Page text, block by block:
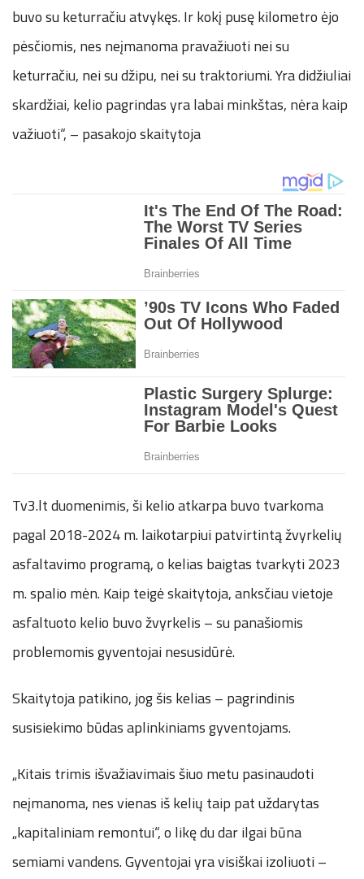
buvo su keturračiu atvykęs. Ir kokį pusę kilometro ėjo
pėsčiomis, nes neįmanoma pravažiuoti nei su
keturračiu, nei su džipu, nei su traktoriumi. Yra didžiuliai
skardžiai, kelio pagrindas yra labai minkštas, nėra kaip
važiuoti“, – pasakojo skaitytoja
Tv3.lt duomenimis, ši kelio atkarpa buvo tvarkoma
pagal 2018-2024 m. laikotarpiui patvirtintą žvyrkelių
asfaltavimo programą, o kelias baigtas tvarkyti 2023
m. spalio mėn. Kaip teigė skaitytoja, anksčiau vietoje
asfaltuoto kelio buvo žvyrkelis – su panašiomis
problemomis gyventojai nesusidūrė.
Skaitytoja patikino, jog šis kelias – pagrindinis
susisiekimo būdas aplinkiniams gyventojams.
„Kitais trimis išvažiavimais šiuo metu pasinaudoti
neįmanoma, nes vienas iš kelių taip pat uždarytas
„kapitaliniam remontui“, o likę du dar ilgai būna
semiami vandens. Gyventojai yra visiškai izoliuoti –